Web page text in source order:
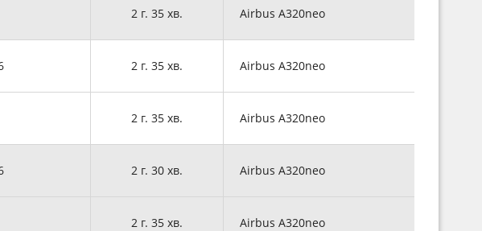
2 г. 35 хв. Airbus A320neo
2 г. 35 хв. Airbus A320neo
2 г. 35 хв. Airbus A320neo
2 г. 30 хв. Airbus A320neo
2 г. 35 хв. Airbus A320neo